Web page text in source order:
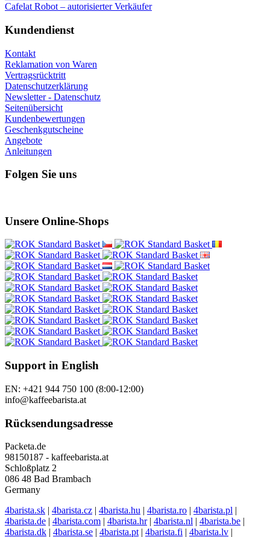
Cafelat Robot – autorisierter Verkäufer
Kundendienst
Kontakt
Reklamation von Waren
Vertragsrücktritt
Datenschutzerklärung
Newsletter - Datenschutz
Seitenübersicht
Kundenbewertungen
Geschenkgutscheine
Angebote
Anleitungen
Folgen Sie uns
Unsere Online-Shops
Support in English
EN: +421 944 750 100 (8:00-12:00)
info@kaffeebarista.at
Rücksendungsadresse
Packeta.de
98150187 - kaffeebarista.at
Schloßplatz 2
086 48 Bad Brambach
Germany
4barista.sk | 4barista.cz | 4barista.hu | 4barista.ro | 4barista.pl |
4barista.de | 4barista.com | 4barista.hr| 4barista.nl | 4barista.be |
4barista.dk | 4barista.se | 4barista.pt | 4barista.fi | 4barista.lv |